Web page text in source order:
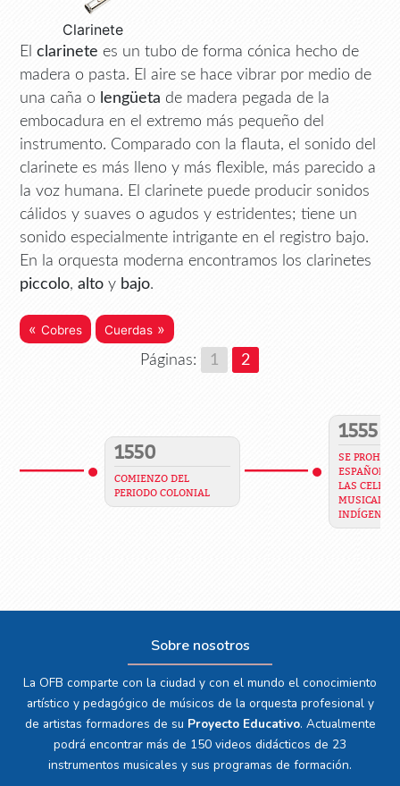
Clarinete
Elclarinete es un tubo de forma cónica hecho de
madera o pasta. El aire se hace vibrar por medio de
una caña o lengüeta de madera pegada de la
embocadura en el extremo más pequeño del
instrumento. Comparado con la flauta, el sonido del
clarinete es más lleno y más flexible, más parecido a
la voz humana. El clarinete puede producir sonidos
cálidos y suaves o agudos y estridentes; tiene un
sonido especialmente intrigante en el registro bajo.
En la orquesta moderna encontramos los clarinetes
piccolo,alto y bajo.
«Cobres Cuerdas »
Páginas: 1 2
1550
COMIENZO DEL
PERIODO COLONIAL
1555
SE PROHIBE
LAS
MUSICALES
INDÍGENAS
Sobre nosotros
La OFB comparte con la ciudad y con el mundo el conocimiento
artístico y pedagógico de músicos de la orquesta profesional y
de artistas formadores de su Proyecto Educativo. Actualmente
podrá encontrar más de 150 videos didácticos de 23
instrumentos musicales y sus programas de formación.